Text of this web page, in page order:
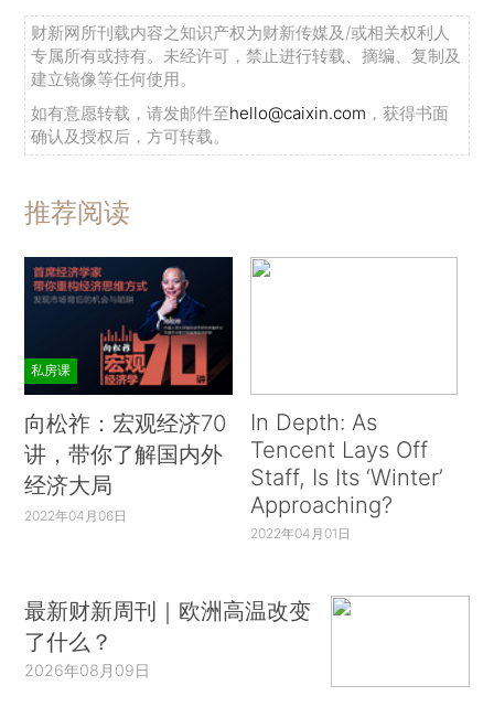
财新网所刊载内容之知识产权为财新传媒及/或相关权利人
专属所有或持有。未经许可，禁止进行转载、摘编、复制及
建立镜像等任何使用。
如有意愿转载，请发邮件至hello@caixin.com ，获得书面
确认及授权后，方可转载。
推荐阅读
私房课
向松祚：宏观经济70
讲，带你了解国内外
经济大局
2022年04月06日
In Depth: As
Tencent Lays Off
Staff, Is Its ‘Winter’
Approaching?
2022年04月01日
最新财新周刊｜欧洲高温改变
了什么？
2026年08月09日